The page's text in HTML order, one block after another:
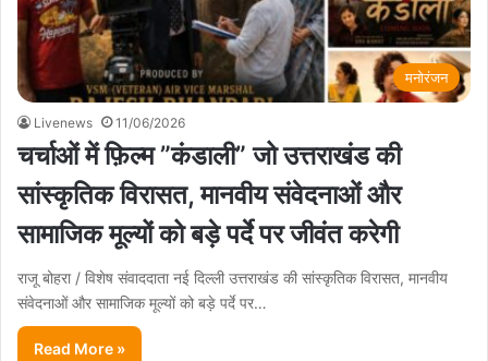
मनोरंजन
Livenews 11/06/2026
चर्चाओं में फ़िल्म ”कंडाली” जो उत्तराखंड की
सांस्कृतिक विरासत, मानवीय संवेदनाओं और
सामाजिक मूल्यों को बड़े पर्दे पर जीवंत करेगी
राजू बोहरा / विशेष संवाददाता नई दिल्ली उत्तराखंड की सांस्कृतिक विरासत, मानवीय
संवेदनाओं और सामाजिक मूल्यों को बड़े पर्दे पर…
Read More »